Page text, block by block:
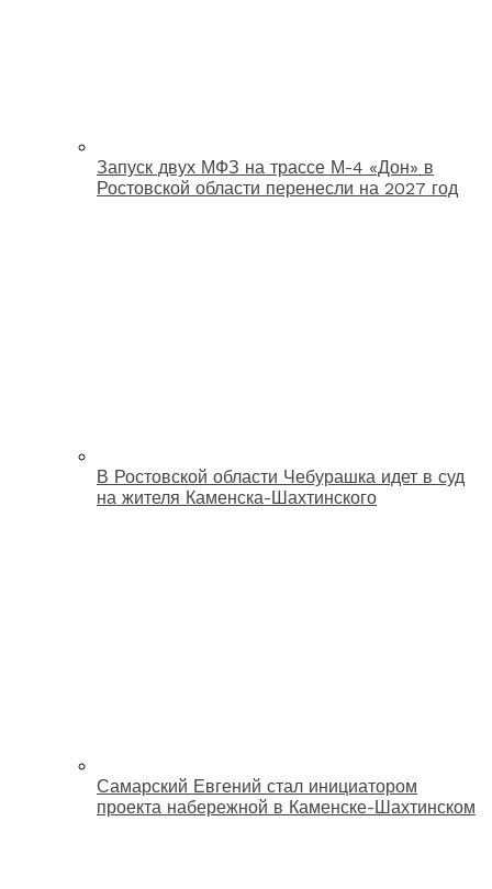
Запуск двух МФЗ на трассе М-4 «Дон» в
Ростовской области перенесли на 2027 год
В Ростовской области Чебурашка идет в суд
на жителя Каменска-Шахтинского
Самарский Евгений стал инициатором
проекта набережной в Каменске-Шахтинском